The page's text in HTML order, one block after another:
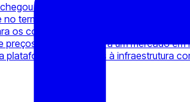
ao fintech
no terminal de negociação
os corretores que querem vencer na era
preços mais flexível para um mercado em
plataforma multi-ativos à infraestrutura